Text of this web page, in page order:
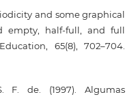
and some graphical
empty, half-full, and full
65(8), 702–704.
F. de. (1997). Algumas